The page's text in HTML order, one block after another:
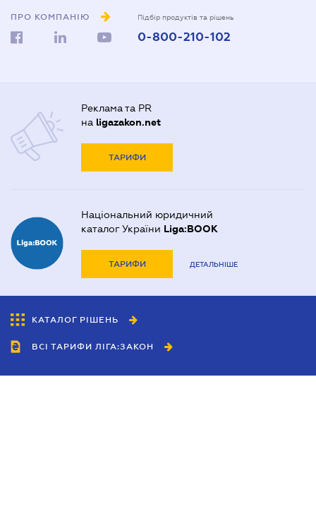
ПРО КОМПАНІЮ Підбір продуктів та рішень
0-800-210-102
Реклама та PR
на ligazakon.net
ТАРИФИ
Національний юридичний
каталог України Liga:BOOK
ТАРИФИ ДЕТАЛЬНІШЕ
КАТАЛОГ РІШЕНЬ
ВСІ ТАРИФИ ЛІГА:ЗАКОН